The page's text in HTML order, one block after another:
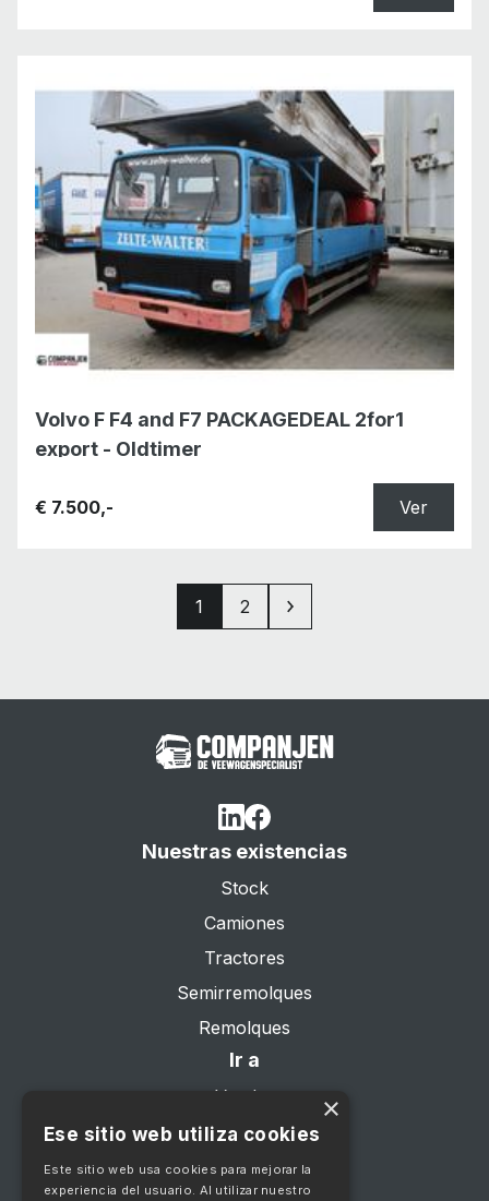
Volvo F F4 and F7 PACKAGEDEAL 2for1
export - Oldtimer
€ 7.500,- Ver
1 2
Nuestras existencias
Stock
Camiones
Tractores
Semirremolques
Remolques
Ir a
Vender
Sobre nosotros
Servicios
×
Ese sitio web utiliza cookies
Este sitio web usa cookies para mejorar la
experiencia del usuario. Al utilizar nuestro